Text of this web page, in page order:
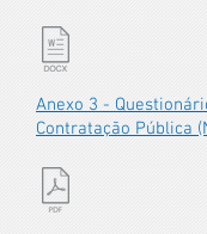
Anexo 3 -
Contratação Pública